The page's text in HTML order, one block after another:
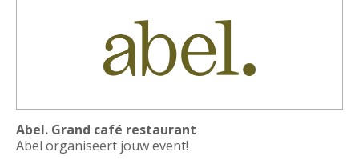
Abel. Grand café restaurant
Abel organiseert jouw event!